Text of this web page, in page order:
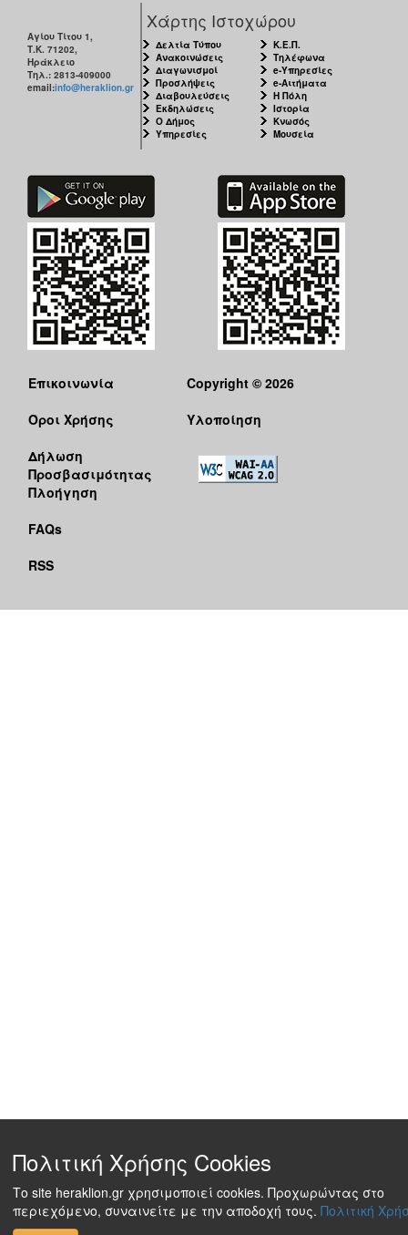
Αγίου Τίτου 1,
Τ.Κ. 71202,
Ηράκλειο
Τηλ.: 2813-409000
email:info@heraklion.gr
Χάρτης Ιστοχώρου
Δελτία Τύπου
Ανακοινώσεις
Διαγωνισμοί
Προσλήψεις
Διαβουλεύσεις
Εκδηλώσεις
Ο Δήμος
Υπηρεσίες
Κ.Ε.Π.
Τηλέφωνα
e-Υπηρεσίες
e-Αιτήματα
Η Πόλη
Ιστορία
Κνωσός
Μουσεία
Επικοινωνία
Όροι Χρήσης
Δήλωση
Προσβασιμότητας
Πλοήγηση
FAQs
RSS
Copyright © 2026
Υλοποίηση
Πολιτική Χρήσης Cookies
Το site heraklion.gr χρησιμοποιεί cookies. Προχωρώντας στο
περιεχόμενο, συναινείτε με την αποδοχή τους. Πολιτική